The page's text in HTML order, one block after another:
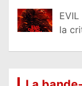
la